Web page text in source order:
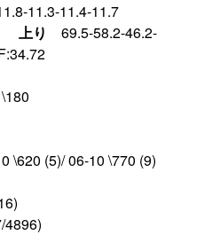
11.3-11.4-11.7
上り 69.5-58.2-46.2-
\620 (5)/ 06-10 \770 (9)
4896)